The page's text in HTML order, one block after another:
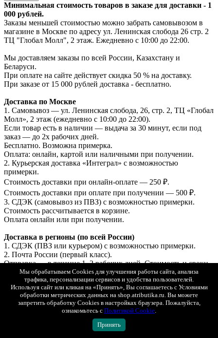
Минимальная стоимость товаров в заказе для доставки - 1
000 рублей.
Заказы меньшей стоимостью можно забрать самовывозом в
магазине в Москве по адресу ул. Ленинская слобода 26 стр. 2
ТЦ "Глобал Молл", 2 этаж. Ежедневно с 10:00 до 22:00.
Мы доставляем заказы по всей России, Казахстану и
Беларуси.
При оплате на сайте действует скидка 50 % на доставку.
При заказе от 15 000 рублей доставка - бесплатно.
Доставка по Москве
1. Самовывоз — ул. Ленинская слобода, 26, стр. 2, ТЦ «Глобал
Молл», 2 этаж (ежедневно с 10:00 до 22:00).
Если товар есть в наличии — выдача за 30 минут, если под
заказ — до 2х рабочих дней.
Бесплатно. Возможна примерка.
Оплата: онлайн, картой или наличными при получении.
2. Курьерская доставка «Интеграл» с возможностью
примерки.
Стоимость доставки при онлайн-оплате — 250 ₽.
Стоимость доставки при оплате при получении — 500 ₽.
3. СДЭК (самовывоз из ПВЗ) с возможностью примерки.
Стоимость рассчитывается в корзине.
Оплата онлайн или при получении.
Доставка в регионы (по всей России)
1. СДЭК (ПВЗ или курьером) с возможностью примерки.
2. Почта России (первый класс).
Отправка — в течение 1–2 рабочих дней. Стоимость и сроки
рассчитываются автоматически в корзине.
Доставка в Беларусь и Казахстан
СДЭК (ПВЗ или курьером, с возможностью примерки).
Оплата только онлайн (банковской картой РФ).
Отправка — в течение 1–2 рабочих дней.
Подробные условия доставки
Мы обрабатываем Cookies для улучшения работы сайта, анализа
трафика, персонализации сервисов и удобства пользователей.
Используя сайт или кликая на «Принять», Вы соглашаетесь с Условиями
обработки метрических данных на shop.atributika.ru. Вы можете
запретить обработку Cookies в настройках браузера. Пожалуйста,
ознакомьтесь с Политикой Cookie.
Принять